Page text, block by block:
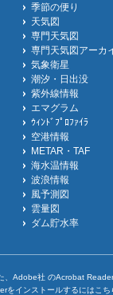
季節の便り
天気図
専門天気図
専門天気図アーカ
気象衛星
潮汐・日出没
紫外線情報
エマグラム
ｳｨﾝﾄﾞﾌﾟﾛﾌｧｲﾗ
空港情報
METAR・TAF
海水温情報
波浪情報
風予測図
雲量図
ダム貯水率
、Adobe社 のAcrobat
をインストールするには こち